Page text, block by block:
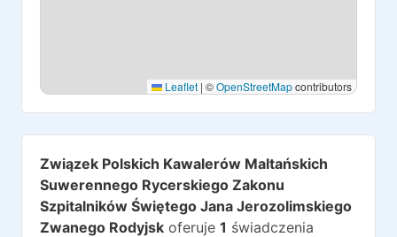
Leaflet | ©OpenStreetMapcontributors
Związek Polskich Kawalerów Maltańskich
Suwerennego Rycerskiego Zakonu
Szpitalników Świętego Jana Jerozolimskiego
Zwanego Rodyjsk oferuje 1 świadczenia